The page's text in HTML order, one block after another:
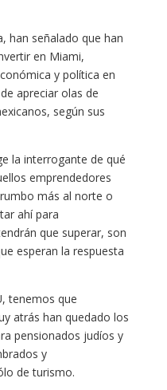
han señalado que han
en Miami,
y política en
apreciar olas de
según sus
la interrogante de qué
emprendedores
más al norte o
ahí para
que superar, son
esperan la respuesta
tenemos que
atrás han quedado los
pensionados judíos y
y
de turismo.